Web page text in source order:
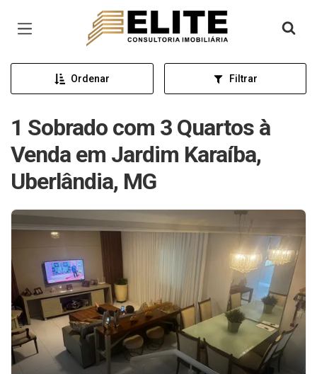
Página inicial
Ordenar Filtrar
1 Sobrado com 3 Quartos à
Venda em Jardim Karaíba,
Uberlândia, MG